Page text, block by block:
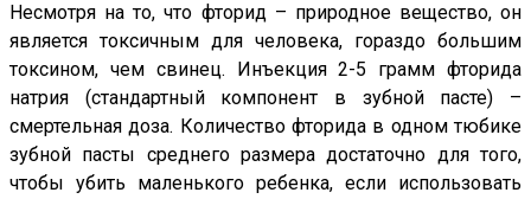
Несмотря на то, что фторид – природное вещество, он
является токсичным для человека, гораздо большим
токсином, чем свинец. Инъекция 2-5 грамм фторида
натрия (стандартный компонент в зубной пасте) –
смертельная доза. Количество фторида в одном тюбике
зубной пасты среднего размера достаточно для того,
чтобы убить маленького ребенка, если использовать